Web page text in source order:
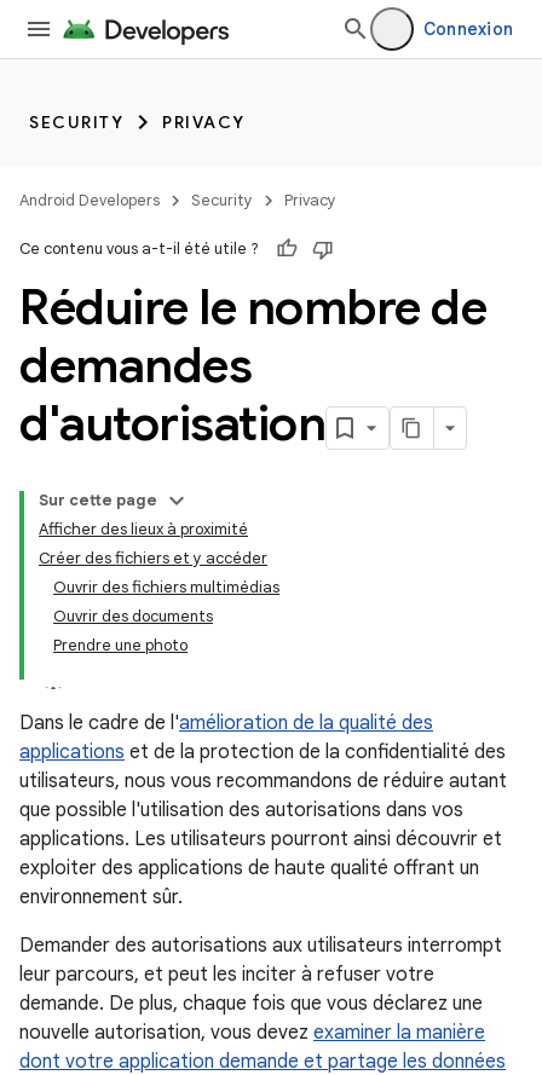
Connexion
SECURITY PRIVACY
Android Developers Security Privacy
Ce contenu vous a-t-il été utile ?
Réduire le nombre de
demandes
d'autorisation
Sur cette page
Afficher des lieux à proximité
Créer des fichiers et y accéder
Ouvrir des fichiers multimédias
Ouvrir des documents
Prendre une photo
Dans le cadre de l'amélioration de la qualité des
applications et de la protection de la confidentialité des
utilisateurs, nous vous recommandons de réduire autant
que possible l'utilisation des autorisations dans vos
applications. Les utilisateurs pourront ainsi découvrir et
exploiter des applications de haute qualité offrant un
environnement sûr.
Demander des autorisations aux utilisateurs interrompt
leur parcours, et peut les inciter à refuser votre
demande. De plus, chaque fois que vous déclarez une
nouvelle autorisation, vous devez examiner la manière
dont votre application demande et partage les données